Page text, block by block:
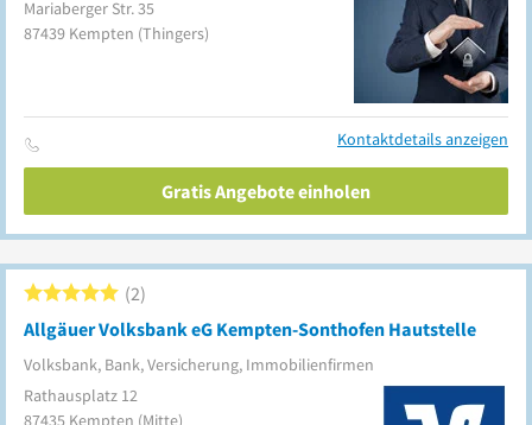
Mariaberger Str. 35
87439 Kempten (Thingers)
Kontaktdetails anzeigen
Gratis Angebote einholen
Allgäuer Volksbank eG Kempten-Sonthofen Hautstelle
Volksbank, Bank, Versicherung, Immobilienfirmen
2
Rathausplatz 12
87435 Kempten (Mitte)